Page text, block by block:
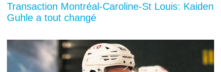
Transaction Montréal-Caroline-St Louis: Kaiden
Guhle a tout changé